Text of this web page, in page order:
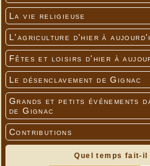
La vie religieuse
L'agriculture d'hier à
Fêtes et loisirs d'hier à
Le désenclavement de Gignac
Grands et petits événements
de Gignac
Contributions
Quel temps fait-